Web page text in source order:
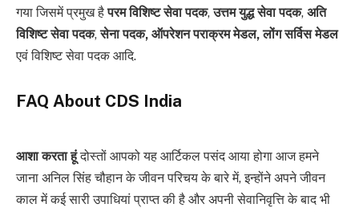
गया जिसमें प्रमुख हैपरम विशिष्ट सेवा पदक,उत्तम युद्ध सेवा पदक, अति
विशिष्ट सेवा पदक,सेना पदक, ऑपरेशन पराक्रम मेडल, लोंग सर्विस मेडल
एवं विशिष्ट सेवा पदक आदि.
FAQ About CDS India
आशा करता हूंदोस्तों आपको यह आर्टिकल पसंद आया होगा आज हमने
जाना अनिल सिंह चौहान के जीवन परिचय के बारे में, इन्होंने अपने जीवन
काल में कई सारी उपाधियां प्राप्त की है और अपनी सेवानिवृत्ति के बाद भी